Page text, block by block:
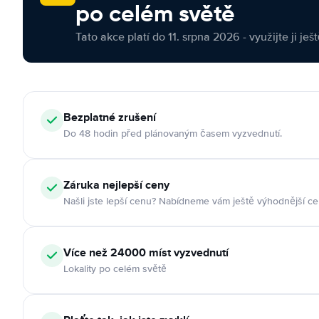
po celém světě
Tato akce platí do 11. srpna 2026 - využijte ji
Bezplatné zrušení
Do 48 hodin před plánovaným časem vyzvednutí.
Záruka nejlepší ceny
Našli jste lepší cenu? Nabídneme vám ještě výhodnější
Více než 24000 míst vyzvednutí
Lokality po celém světě